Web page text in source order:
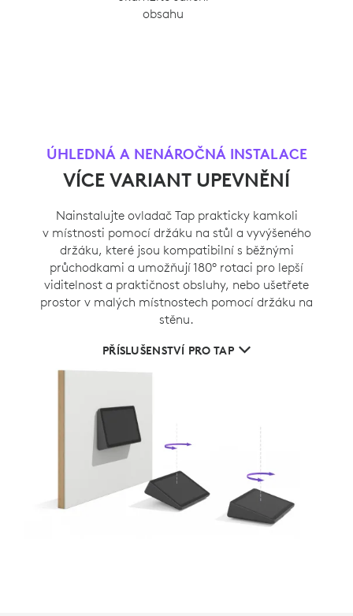
obsahu
ÚHLEDNÁ A NENÁROČNÁ INSTALACE
VÍCE VARIANT UPEVNĚNÍ
Nainstalujte ovladač Tap prakticky kamkoli
v místnosti pomocí držáku na stůl a vyvýšeného
držáku, které jsou kompatibilní s běžnými
průchodkami a umožňují 180° rotaci pro lepší
viditelnost a praktičnost obsluhy, nebo ušetřete
prostor v malých místnostech pomocí držáku na
stěnu.
PŘÍSLUŠENSTVÍ PRO TAP